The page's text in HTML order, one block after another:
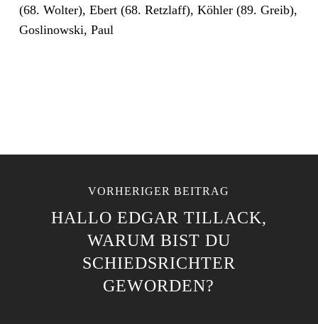
(68. Wolter), Ebert (68. Retzlaff), Köhler (89. Greib),
Goslinowski, Paul
VORHERIGER BEITRAG
HALLO EDGAR TILLACK,
WARUM BIST DU
SCHIEDSRICHTER
GEWORDEN?